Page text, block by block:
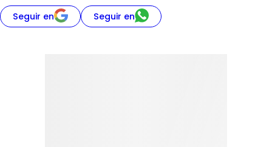
Seguir en Seguir en